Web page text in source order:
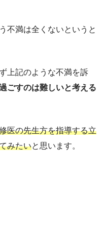
不満は全くないというと
上記のような不満を訴
ごすのは難しいと考える
医の先生方を指導する立
みたいと思います。